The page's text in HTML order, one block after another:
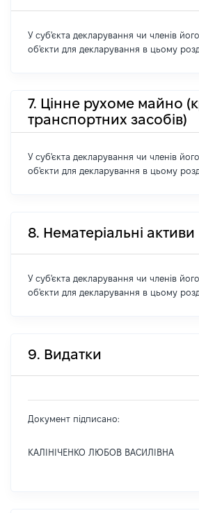
У суб'єкта декларування чи членів його
об'єкти для декларування в цьому
7. Цінне рухоме майно
транспортних засобів)
У суб'єкта декларування чи членів його
об'єкти для декларування в цьому
8. Нематеріальні активи
У суб'єкта декларування чи членів його
об'єкти для декларування в цьому
9. Видатки
Документ підписано:
КАЛІНІЧЕНКО ЛЮБОВ ВАСИЛІВНА